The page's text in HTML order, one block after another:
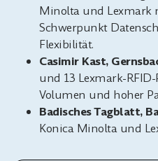
Minolta und Lexmark
Schwerpunkt
Flexibilität.
Casimir Kast,
und 13 Lexmark-
Volumen und hoher
Badisches Tagblatt,
Konica Minolta und